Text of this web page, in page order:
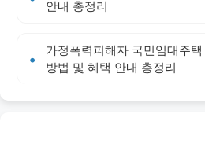
안내 총정리
가정폭력피해자 국민임대주
방법 및 혜택 안내 총정리